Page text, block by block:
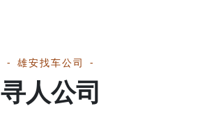
雄安找车公司
寻人公司